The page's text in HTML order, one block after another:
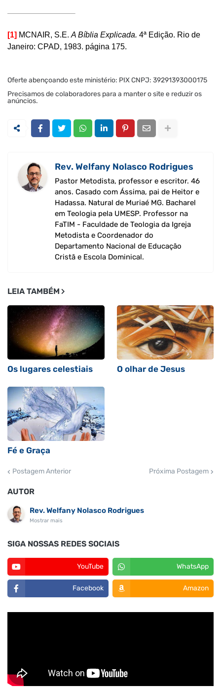
[1] MCNAIR, S.E. A Bíblia Explicada. 4ª Edição. Rio de
Janeiro: CPAD, 1983. página 175.
Oferte abençoando este ministério: PIX CNPJ: 39291393000175
Precisamos de colaboradores para a manter o site e reduzir os
anúncios.
Rev. Welfany Nolasco Rodrigues
Pastor Metodista, professor e escritor. 46
anos. Casado com Ássima, pai de Heitor e
Hadassa. Natural de Muriaé MG. Bacharel
em Teologia pela UMESP. Professor na
FaTIM - Faculdade de Teologia da Igreja
Metodista e Coordenador do
Departamento Nacional de Educação
Cristã e Escola Dominical.
LEIA TAMBÉM
Os lugares celestiais O olhar de Jesus
Fé e Graça
Postagem Anterior Próxima Postagem
AUTOR
Rev. Welfany Nolasco Rodrigues
Mostrar mais
SIGA NOSSAS REDES SOCIAIS
YouTube WhatsApp
Facebook Amazon